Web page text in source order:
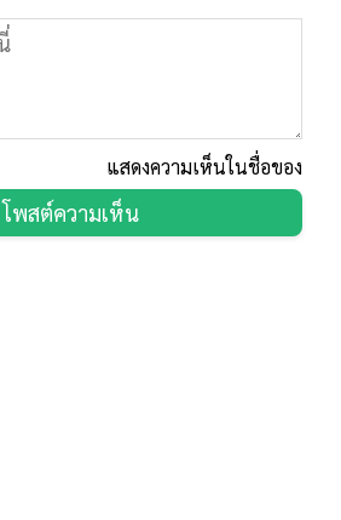
แสดงความเห็นในชื่อของ
โพสต์ความเห็น